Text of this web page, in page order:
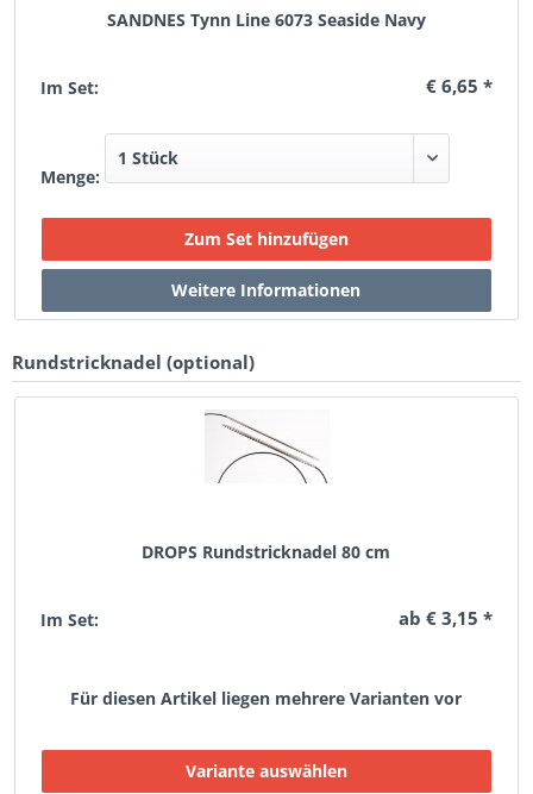
SANDNES Tynn Line 6073 Seaside Navy
Im Set: € 6,65 *
Menge:
Rundstricknadel (optional)
DROPS Rundstricknadel 80 cm
Im Set: ab € 3,15 *
Für diesen Artikel liegen mehrere Varianten vor